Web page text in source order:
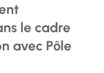
le cadre
avec Pôle